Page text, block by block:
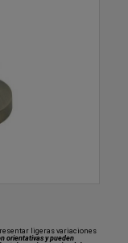
ligeras variaciones
orientativas y pueden